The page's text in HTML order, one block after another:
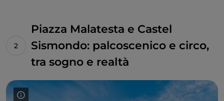
Piazza Malatesta e Castel
Sismondo: palcoscenico e circo,
tra sogno e realtà